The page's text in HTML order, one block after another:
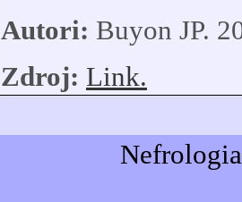
Autori: Buyon JP.
Zdroj: Link.